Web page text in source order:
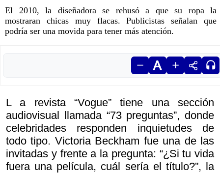
El 2010, la diseñadora se rehusó a que su ropa la
mostraran chicas muy flacas. Publicistas señalan que
podría ser una movida para tener más atención.
L a revista “Vogue” tiene una sección
audiovisual llamada “73 preguntas”, donde
celebridades responden inquietudes de
todo tipo. Victoria Beckham fue una de las
invitadas y frente a la pregunta: “¿Si tu vida
fuera una película, cuál sería el título?”, la